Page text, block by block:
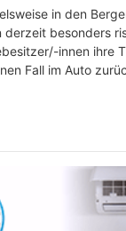
in den
derzeit besonders
innen ihre
Fall im Auto